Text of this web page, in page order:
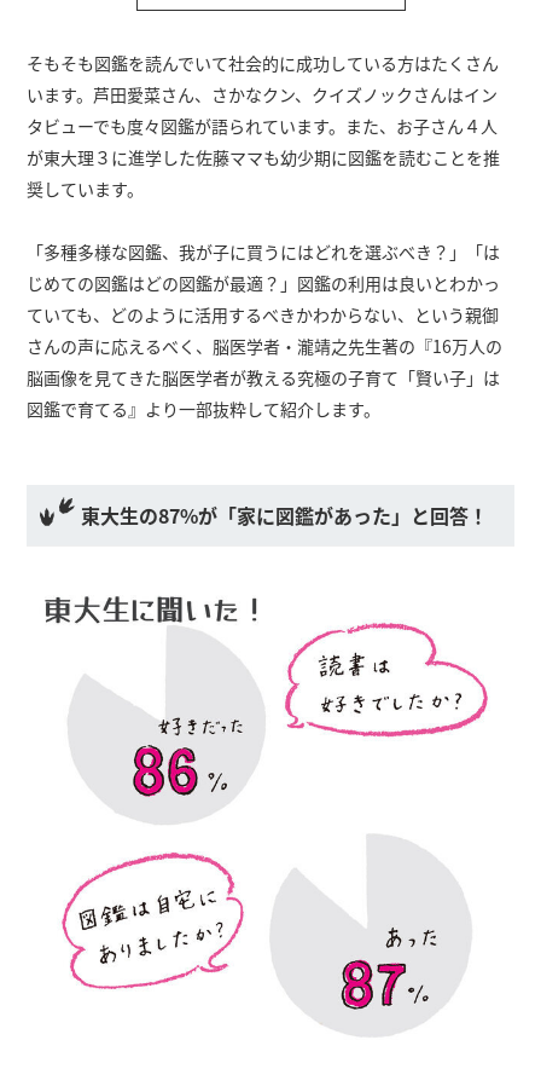
そもそも図鑑を読んでいて社会的に成功している方はたくさん
います。芦田愛菜さん、さかなクン、クイズノックさんはイン
タビューでも度々図鑑が語られています。また、お子さん４人
が東大理３に進学した佐藤ママも幼少期に図鑑を読むことを推
奨しています。
「多種多様な図鑑、我が子に買うにはどれを選ぶべき？」「は
じめての図鑑はどの図鑑が最適？」図鑑の利用は良いとわかっ
ていても、どのように活用するべきかわからない、という親御
さんの声に応えるべく、脳医学者・瀧靖之先生著の『16万人の
脳画像を見てきた脳医学者が教える究極の子育て「賢い子」は
図鑑で育てる』より一部抜粋して紹介します。
東大生の87%が「家に図鑑があった」と回答！